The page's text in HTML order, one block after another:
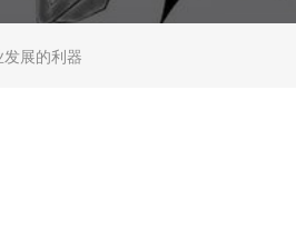
展的利器